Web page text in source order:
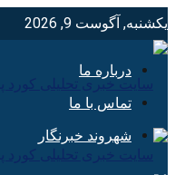
یکشنبه, آگوست 9, 2026
درباره ما
تماس با ما
شهروند خبرنگار